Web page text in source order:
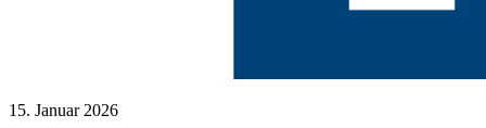
15. Januar 2026